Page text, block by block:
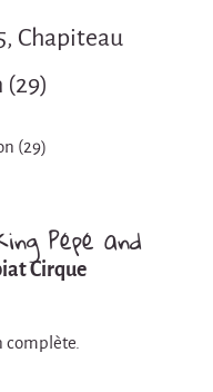
Chapiteau
(29)
(29)
Pépé and
Cirque
complète.